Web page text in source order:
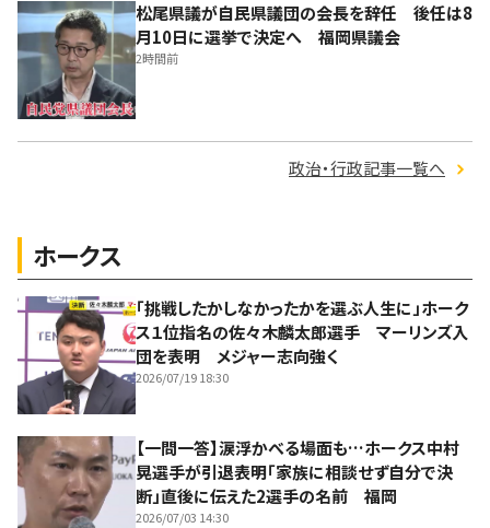
松尾県議が自民県議団の会長を辞任 後任は8
月10日に選挙で決定へ 福岡県議会
2時間前
政治・行政記事一覧へ
ホークス
「挑戦したかしなかったかを選ぶ人生に」ホーク
ス１位指名の佐々木麟太郎選手 マーリンズ入
団を表明 メジャー志向強く
2026/07/19 18:30
【一問一答】涙浮かべる場面も…ホークス中村
晃選手が引退表明「家族に相談せず自分で決
断」直後に伝えた2選手の名前 福岡
2026/07/03 14:30